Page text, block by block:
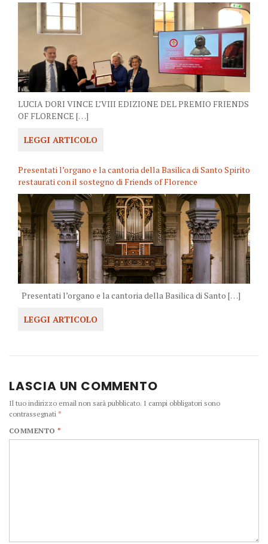
LUCIA DORI VINCE L’VIII EDIZIONE DEL PREMIO FRIENDS
OF FLORENCE […]
LEGGI ARTICOLO
Presentati l’organo e la cantoria della Basilica di Santo Spirito
restaurati con il sostegno di Friends of Florence
Presentati l’organo e la cantoria della Basilica di Santo […]
LEGGI ARTICOLO
LASCIA UN COMMENTO
Il tuo indirizzo email non sarà pubblicato. I campi obbligatori sono
contrassegnati *
COMMENTO*